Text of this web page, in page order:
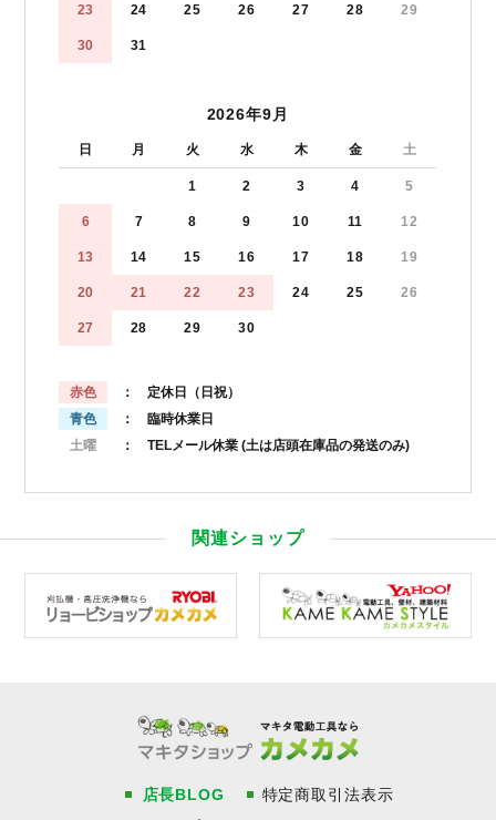
23 24 25 26 27 28 29
30 31
2026年9月
日 月 火 水 木 金 土
1 2 3 4 5
6 7 8 9 10 11 12
13 14 15 16 17 18 19
20 21 22 23 24 25 26
27 28 29 30
赤色
： 定休日（日祝）
青色
： 臨時休業日
土曜
： TELメール休業 (土は店頭在庫品の発送のみ)
関連ショップ
店長BLOG
特定商取引法表示